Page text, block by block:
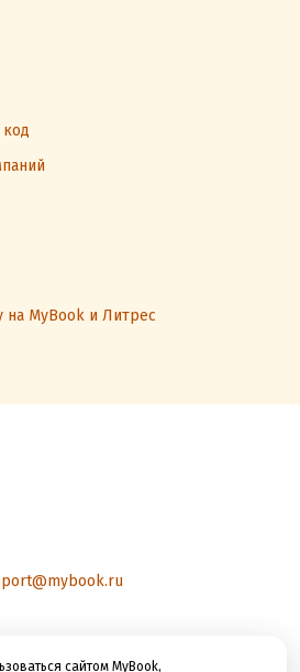
сайтом MyBook,
на MyBook и Литрес